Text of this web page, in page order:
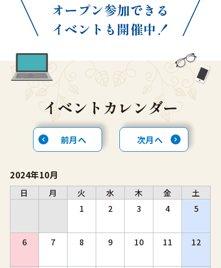
オープン参加できる
イベントも開催中！
イベントカレンダー
前月へ 次月へ
2024年10月
日 月 火 水 木 金
土
1
2 3 4 5
6 7 8 9 10 11 12